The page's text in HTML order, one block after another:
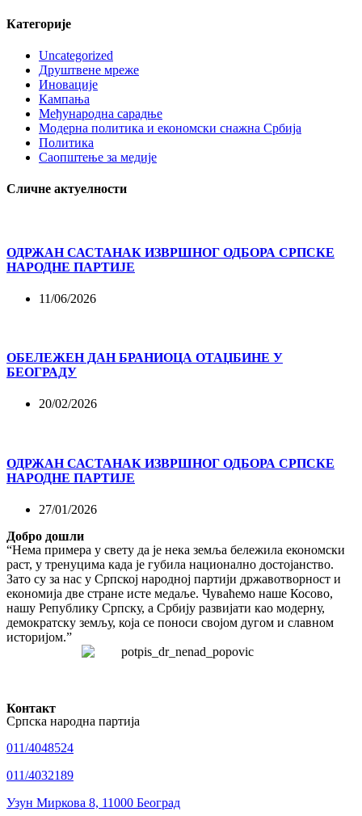
Категорије
Uncategorized
Друштвене мреже
Иновације
Кампања
Међународна сарадње
Модерна политика и економски снажна Србија
Политика
Саопштење за медије
Сличне актуелности
ОДРЖАН САСТАНАК ИЗВРШНОГ ОДБОРА СРПСКЕ
НАРОДНЕ ПАРТИЈЕ
11/06/2026
ОБЕЛЕЖЕН ДАН БРАНИОЦА ОТАЏБИНЕ У
БЕОГРАДУ
20/02/2026
ОДРЖАН САСТАНАК ИЗВРШНОГ ОДБОРА СРПСКЕ
НАРОДНЕ ПАРТИЈЕ
27/01/2026
Добро дошли
“Нема примера у свету да је нека земља бележила економски
раст, у тренуцима када је губила национално достојанство.
Зато су за нас у Српској народној партији државотворност и
економија две стране исте медаље. Чуваћемо наше Косово,
нашу Републику Српску, а Србију развијати као модерну,
демократску земљу, која се поноси својом дугом и славном
историјом.”
Контакт
Српска народна партија
011/4048524
011/4032189
Узун Миркова 8, 11000 Београд